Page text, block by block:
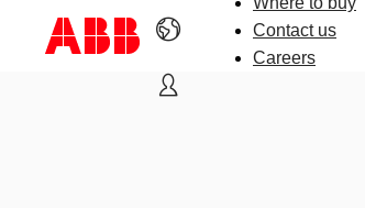
Contact us
Careers